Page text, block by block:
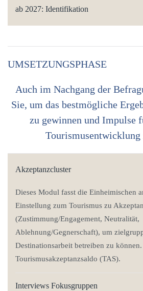
ab 2027: Identifikation
UMSETZUNGSPHASE
Auch im Nachgang der
Sie, um das bestmögliche
zu gewinnen und Impulse
Tourismusentwicklung
Akzeptanzcluster
Dieses Modul fasst die Einheimischen
Einstellung zum Tourismus zu
(Zustimmung/Engagement, Neutralität,
Ablehnung/Gegnerschaft), um
Destinationsarbeit betreiben zu
Tourismusakzeptanzsaldo (TAS).
Interviews Fokusgruppen